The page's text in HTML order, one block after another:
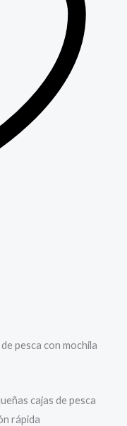
pesca con mochila
cajas de pesca
rápida